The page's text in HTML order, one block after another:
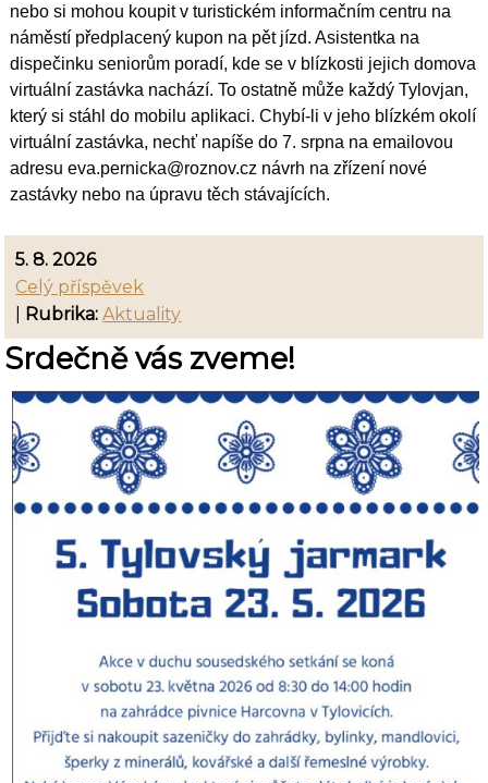
nebo si mohou koupit v turistickém informačním centru na
náměstí předplacený kupon na pět jízd. Asistentka na
dispečinku seniorům poradí, kde se v blízkosti jejich domova
virtuální zastávka nachází. To ostatně může každý Tylovjan,
který si stáhl do mobilu aplikaci. Chybí-li v jeho blízkém okolí
virtuální zastávka, nechť napíše do 7. srpna na emailovou
adresu eva.pernicka@roznov.cz návrh na zřízení nové
zastávky nebo na úpravu těch stávajících.
5. 8. 2026
Celý příspěvek
Rubrika: Aktuality
Srdečně vás zveme!